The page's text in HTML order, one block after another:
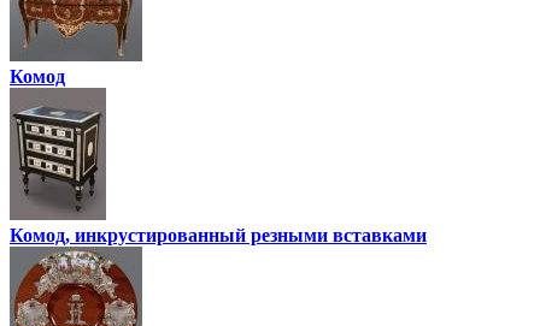
Комод
Комод, инкрустированный резными вставками